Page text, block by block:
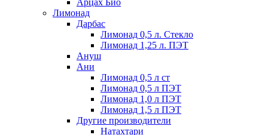
Арцах Био
Лимонад
Дарбас
Лимонад 0,5 л. Стекло
Лимонад 1,25 л. ПЭТ
Ануш
Ани
Лимонад 0,5 л ст
Лимонад 0,5 л ПЭТ
Лимонад 1,0 л ПЭТ
Лимонад 1,5 л ПЭТ
Другие производители
Натахтари